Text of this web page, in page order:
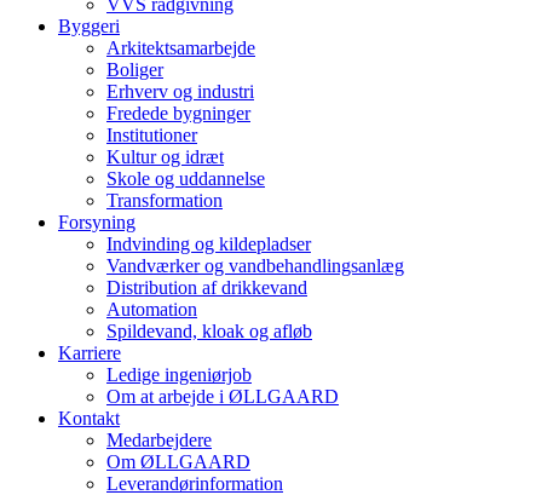
Byggeri
Arkitektsamarbejde
Boliger
Erhverv og industri
Fredede bygninger
Institutioner
Kultur og idræt
Skole og uddannelse
Transformation
Forsyning
Indvinding og kildepladser
Vandværker og vandbehandlingsanlæg
Distribution af drikkevand
Automation
Spildevand, kloak og afløb
Karriere
Ledige ingeniørjob
Om at arbejde i ØLLGAARD
Kontakt
Medarbejdere
Om ØLLGAARD
Leverandørinformation